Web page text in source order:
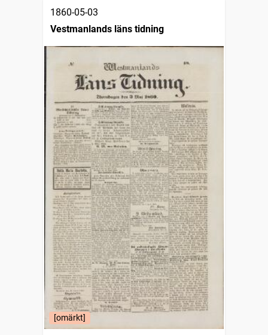
1860-05-03
Vestmanlands läns tidning
[omärkt]